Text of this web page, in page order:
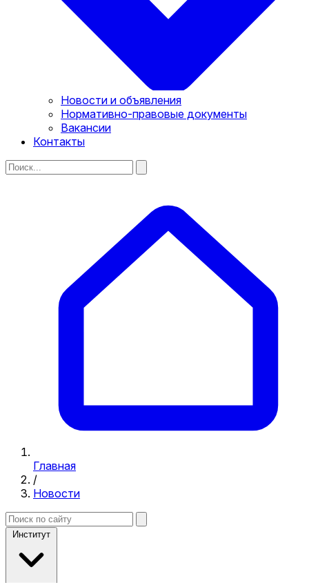
Новости и объявления
Нормативно-правовые документы
Вакансии
Контакты
Главная
/
Новости
Институт